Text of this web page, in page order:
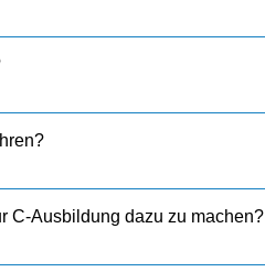
C-Ausbildung dazu zu machen?